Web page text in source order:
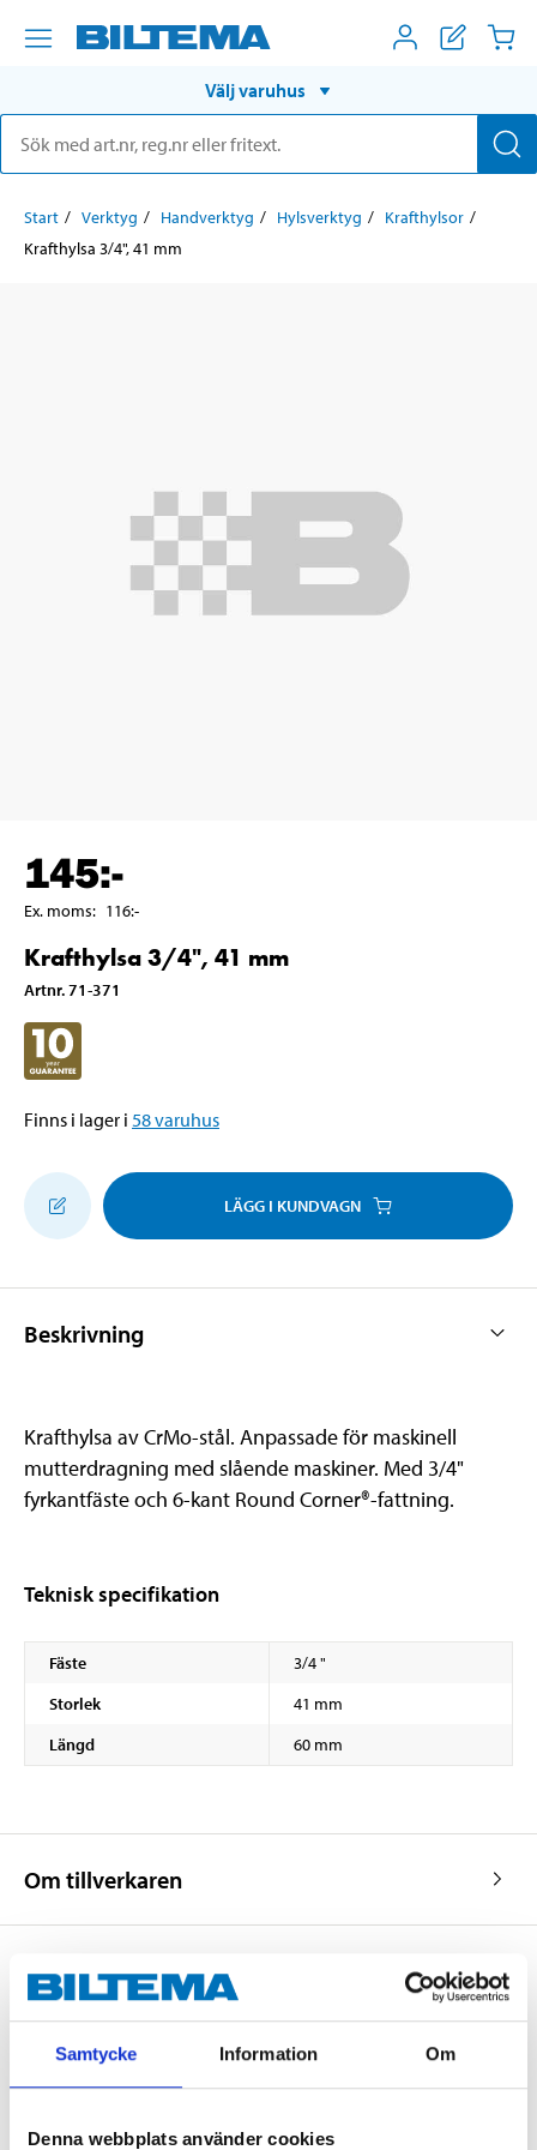
Samtycke Information Om
Denna webbplats använder cookies
Välj varuhus
Start Verktyg Handverktyg Hylsverktyg
Krafthylsor
Krafthylsa 3/4", 41 mm
145:-
Ex. moms: 116:-
Krafthylsa 3/4", 41 mm
Artnr.71-371
Finns i lager i 58varuhus
LÄGG I KUNDVAGN
Beskrivning
Krafthylsa av CrMo-stål. Anpassade för maskinell
mutterdragning med slående maskiner. Med 3/4"
fyrkantfäste och 6-kant Round Corner®-fattning.
Teknisk specifikation
Fäste
3/4 "
Storlek
41 mm
Längd
60 mm
Om tillverkaren
Köp & Hämta
Köp & Hämta i ditt varuhus inom 2 timmar! För mer information om